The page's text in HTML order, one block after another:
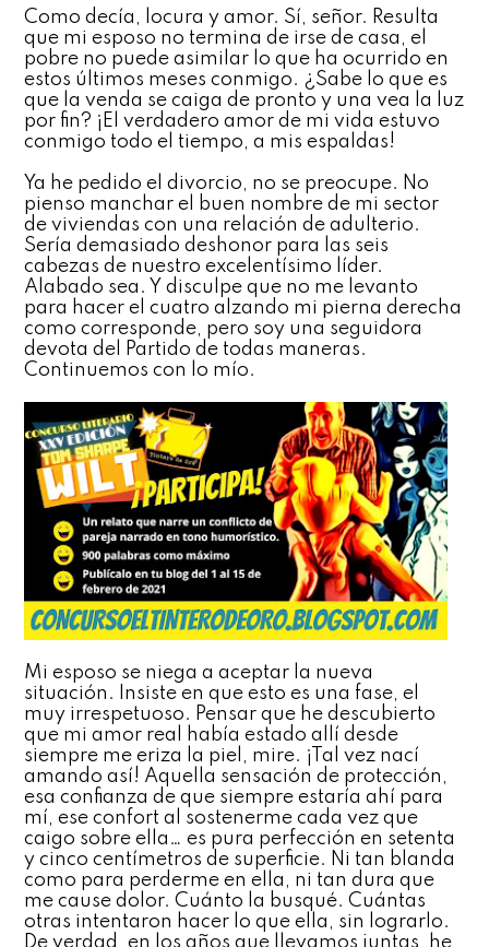
Como decía, locura y amor. Sí, señor. Resulta
que mi esposo no termina de irse de casa, el
pobre no puede asimilar lo que ha ocurrido en
estos últimos meses conmigo. ¿Sabe lo que es
que la venda se caiga de pronto y una vea la luz
por fin? ¡El verdadero amor de mi vida estuvo
conmigo todo el tiempo, a mis espaldas!
Ya he pedido el divorcio, no se preocupe. No
pienso manchar el buen nombre de mi sector
de viviendas con una relación de adulterio.
Sería demasiado deshonor para las seis
cabezas de nuestro excelentísimo líder.
Alabado sea. Y disculpe que no me levanto
para hacer el cuatro alzando mi pierna derecha
como corresponde, pero soy una seguidora
devota del Partido de todas maneras.
Continuemos con lo mío.
Mi esposo se niega a aceptar la nueva
situación. Insiste en que esto es una fase, el
muy irrespetuoso. Pensar que he descubierto
que mi amor real había estado allí desde
siempre me eriza la piel, mire. ¡Tal vez nací
amando así! Aquella sensación de protección,
esa confianza de que siempre estaría ahí para
mí, ese confort al sostenerme cada vez que
caigo sobre ella… es pura perfección en setenta
y cinco centímetros de superficie. Ni tan blanda
como para perderme en ella, ni tan dura que
me cause dolor. Cuánto la busqué. Cuántas
otras intentaron hacer lo que ella, sin lograrlo.
De verdad, en los años que llevamos juntas, he